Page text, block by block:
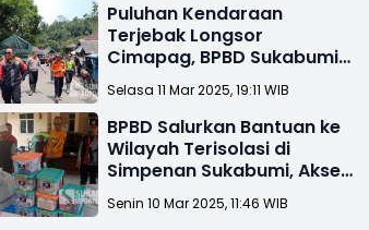
Puluhan Kendaraan
Terjebak Longsor
Cimapag, BPBD Sukabumi
Tembus Lokasi dengan
Jalan Kaki 5 Km
Selasa 11 Mar 2025, 19:11 WIB
BPBD Salurkan Bantuan ke
Wilayah Terisolasi di
Simpenan Sukabumi, Akses
Terhambat Longsor
Senin 10 Mar 2025, 11:46 WIB